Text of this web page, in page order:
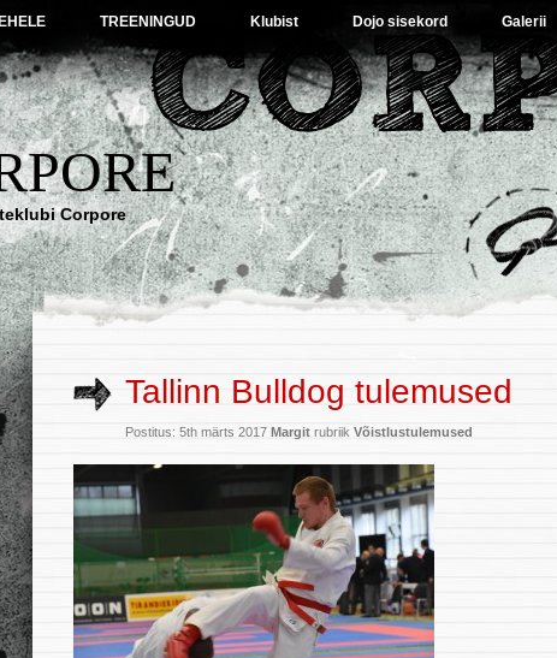
TREENINGUD Klubist Dojo sisekord Galerii
Corpore
Tallinn Bulldog tulemused
Postitus: 5th märts 2017 Margit rubriik Võistlustulemused